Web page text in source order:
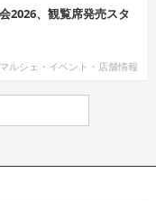
2026、観覧席発売スタ
ルシェ・イベント・店舗情報